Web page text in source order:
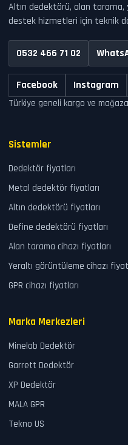
Altın dedektörü, alan
destek hizmetleri için teknik
0532 466 71 02
Facebook Instagram
Türkiye geneli kargo ve
Sistemler
Dedektör fiyatları
Metal dedektör fiyatları
Altın dedektörü fiyatları
Define dedektörü fiyatları
Alan tarama cihazı fiyatları
Yeraltı görüntüleme cihazı
GPR cihazı fiyatları
Marka Merkezleri
Minelab Dedektör
Garrett Dedektör
XP Dedektör
MALA GPR
Tekno US